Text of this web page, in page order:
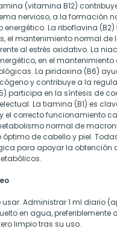
(vitamina B12)
nervioso, a la formación
energético. La riboflavina
el mantenimiento normal
al estrés oxidativo. La
en el mantenimiento
La piridoxina (B6)
y contribuye a la
participa en la síntesis de
La tiamina (B1) es
el correcto funcionamiento
normal de
de cabello y piel.
para apoyar la obtención
Administrar 1 ml diario
en agua, preferiblemente
limpio tras su uso.